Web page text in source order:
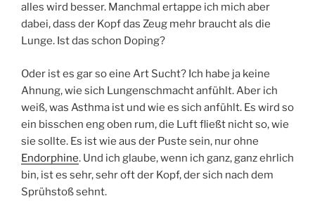
alles wird besser. Manchmal ertappe ich mich aber
dabei, dass der Kopf das Zeug mehr braucht als die
Lunge. Ist das schon Doping?
Oder ist es gar so eine Art Sucht? Ich habe ja keine
Ahnung, wie sich Lungenschmacht anfühlt. Aber ich
weiß, was Asthma ist und wie es sich anfühlt. Es wird so
ein bisschen eng oben rum, die Luft fließt nicht so, wie
sie sollte. Es ist wie aus der Puste sein, nur ohne
Endorphine. Und ich glaube, wenn ich ganz, ganz ehrlich
bin, ist es sehr, sehr oft der Kopf, der sich nach dem
Sprühstoß sehnt.